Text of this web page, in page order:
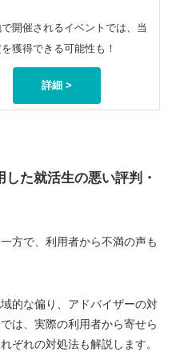
開催されるイベントでは、当
獲得できる可能性も！
詳細 >
た就活生の悪い評判・
方で、利用者から不満の声も
的な偏り、アドバイザーの対
は、実際の利用者から寄せら
ぞれの対処法も解説します。